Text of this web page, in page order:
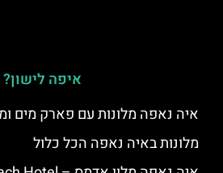
איפה לישון?
איה נאפה מלונות עם פארק מים
מלונות באיה נאפה הכל כלול